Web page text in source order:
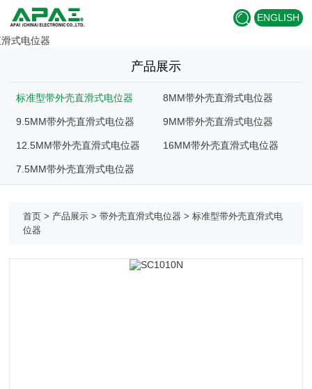
ENGLISH
产品展示
标准型带外壳直滑式电位器 8MM带外壳直滑式电位器
9.5MM带外壳直滑式电位器 9MM带外壳直滑式电位器
12.5MM带外壳直滑式电位器 16MM带外壳直滑式电位器
7.5MM带外壳直滑式电位器
首页 > 产品展示 >带外壳直滑式电位器 >标准型带外壳直滑式电
位器